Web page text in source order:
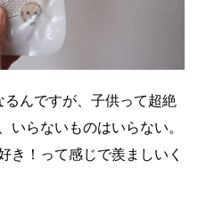
んですが、子供って超絶
いらないものはいらない。
き！って感じで羨ましいく